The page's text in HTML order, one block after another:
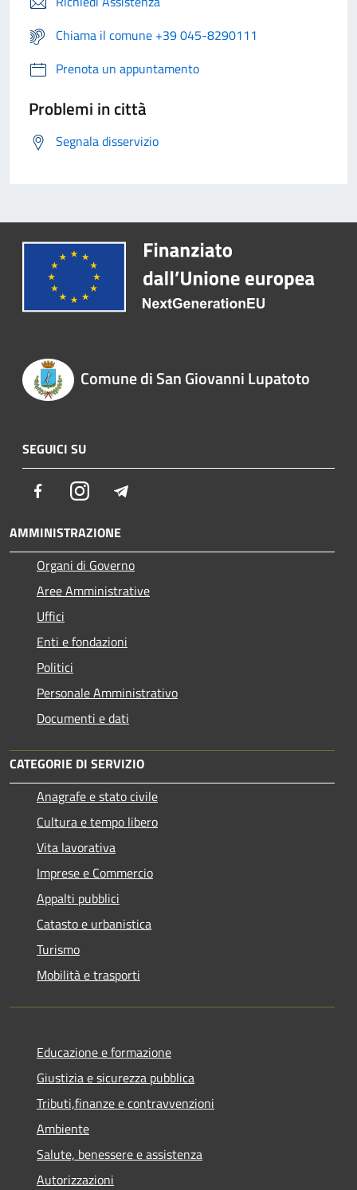
Chiama il comune +39 045-8290111
Prenota un appuntamento
Problemi in città
Segnala disservizio
Comune di San Giovanni Lupatoto
SEGUICI SU
FacebookInstagram
AMMINISTRAZIONE
Organi di Governo
Aree Amministrative
Uffici
Enti e fondazioni
Politici
Personale Amministrativo
Documenti e dati
CATEGORIE DI SERVIZIO
Anagrafe e stato civile
Cultura e tempo libero
Vita lavorativa
Imprese e Commercio
Appalti pubblici
Catasto e urbanistica
Turismo
Mobilità e trasporti
Educazione e formazione
Giustizia e sicurezza pubblica
Tributi,finanze e contravvenzioni
Ambiente
Salute, benessere e assistenza
Autorizzazioni